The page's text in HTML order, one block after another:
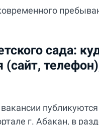
сада:
(сайт,
г. Абакан, в